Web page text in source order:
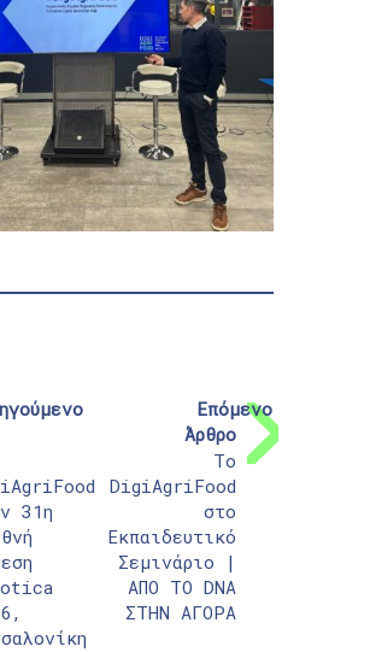
31η
Επόμενο
Άρθρο
Το
DigiAgriFood
στο
Εκπαιδευτικό
Σεμινάριο |
AΠΟ ΤΟ DNA
ΣΤΗΝ ΑΓΟΡΑ